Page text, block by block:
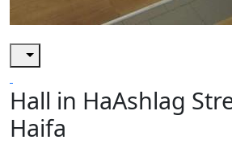
Hall in HaAshlag
Haifa